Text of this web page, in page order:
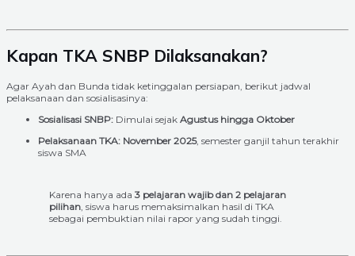
Kapan TKA SNBP Dilaksanakan?
Agar Ayah dan Bunda tidak ketinggalan persiapan, berikut jadwal
pelaksanaan dan sosialisasinya:
Sosialisasi SNBP: Dimulai sejak Agustus hingga Oktober
Pelaksanaan TKA: November 2025, semester ganjil tahun terakhir
siswa SMA
Karena hanya ada3 pelajaran wajib dan 2 pelajaran
pilihan, siswa harus memaksimalkan hasil di TKA
sebagai pembuktian nilai rapor yang sudah tinggi.